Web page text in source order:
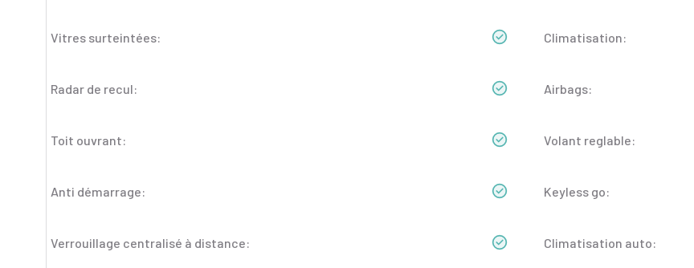
Vitres surteintées:
Radar de recul:
Toit ouvrant:
Anti démarrage:
Verrouillage centralisé à distance:
Climatisation:
Airbags:
Volant reglable:
Keyless go:
Climatisation auto: